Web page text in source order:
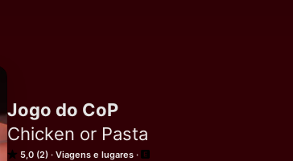
Jogo do CoP
Chicken or Pasta
5,0 (2) Viagens e lugares